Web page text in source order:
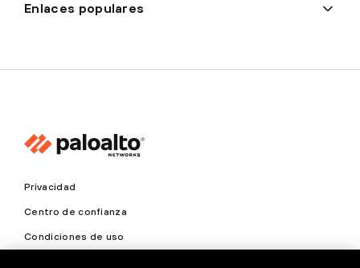
Enlaces populares
Privacidad
Centro de confianza
Condiciones de uso